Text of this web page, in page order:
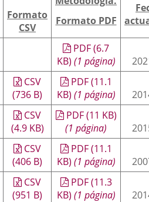
aplicación
externa.
aplicación
externa.
Formato
CSV
Formato PDF
PDF(6.7
KB) (1 página)
CSV
(736 B)
PDF(11.1
KB) (1 página)
CSV
(4.9 KB)
PDF(11 KB)
(1 página)
CSV
(406 B)
PDF(11.1
KB) (1 página)
CSV
(951 B)
PDF(11.3
KB) (1 página)